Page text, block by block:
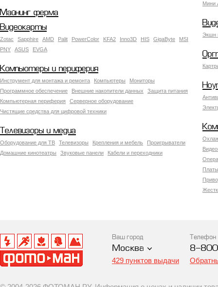
Мини
Майнинг ферма
Экшн
Видеокарты
Zotac Sapphire AMD Palit PowerColor KFA2 Inno3D HIS GigaByte
MSI
PNY
ASUS EVGA
Компьютеры и периферия
Инструмент для монтажа и ремонта Компьютеры
Мониторы
Программное обеспечение
Внешние накопители данных
Защита питания
Компьютерная периферия
Серверное оборудование
Чистящие средства для цифровой техники
Телевизоры и медиа
Оборудование для ТВ Телевизоры Крепления и мебель
Проигрыватели
Домашние кинотеатры
Звуковые панели Кабели и переходники
Ваш город
Москва
429 пунктов выдачи
Телефон
8-